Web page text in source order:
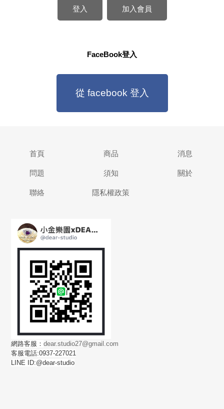
登入 加入會員
FaceBook登入
從 facebook 登入
首頁 商品 消息
問題 須知 關於
聯絡 隱私權政策
網路客服：dear.studio27@gmail.com
客服電話:0937-227021
LINE ID:@dear-studio